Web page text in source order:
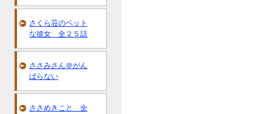
さくら荘のペット
な彼女 全２５話
ささみさん＠がん
ばらない
ささめきこと 全